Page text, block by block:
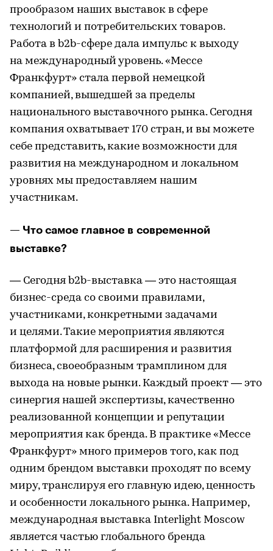
прообразом наших выставок в сфере
технологий и потребительских товаров.
Работа в b2b-сфере дала импульс к выходу
на международный уровень. «Мессе
Франкфурт» стала первой немецкой
компанией, вышедшей за пределы
национального выставочного рынка. Сегодня
компания охватывает 170 стран, и вы можете
себе представить, какие возможности для
развития на международном и локальном
уровнях мы предоставляем нашим
участникам.
— Что самое главное в современной
выставке?
— Сегодня b2b-выставка — это настоящая
бизнес-среда со своими правилами,
участниками, конкретными задачами
и целями. Такие мероприятия являются
платформой для расширения и развития
бизнеса, своеобразным трамплином для
выхода на новые рынки. Каждый проект — это
синергия нашей экспертизы, качественно
реализованной концепции и репутации
мероприятия как бренда. В практике «Мессе
Франкфурт» много примеров того, как под
одним брендом выставки проходят по всему
миру, транслируя его главную идею, ценность
и особенности локального рынка. Например,
международная выставка Interlight Moscow
является частью глобального бренда